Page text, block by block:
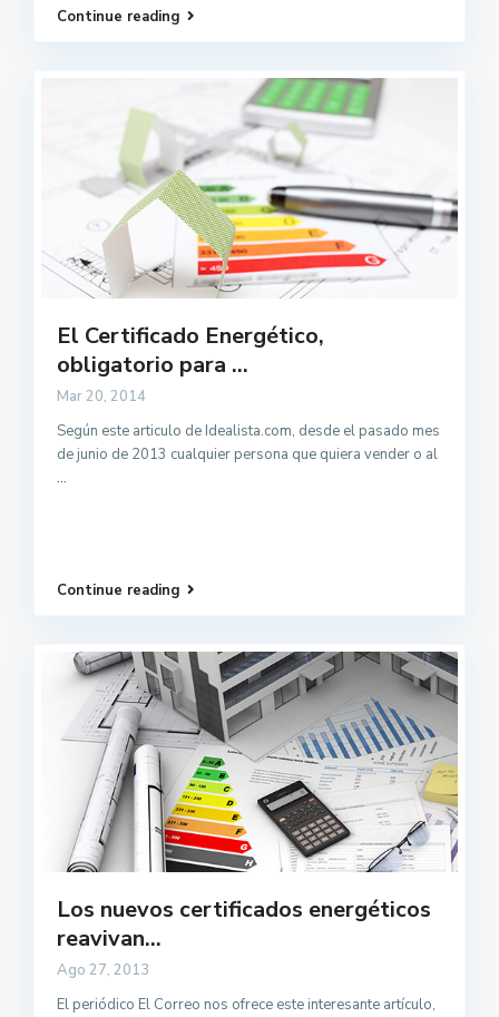
Continue reading
El Certificado Energético,
obligatorio para ...
Mar 20, 2014
Según este articulo de Idealista.com, desde el pasado mes
de junio de 2013 cualquier persona que quiera vender o al
...
Continue reading
Los nuevos certificados energéticos
reavivan...
Ago 27, 2013
El periódico El Correo nos ofrece este interesante artículo,